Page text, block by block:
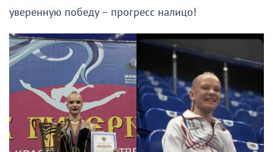
уверенную победу – прогресс налицо!